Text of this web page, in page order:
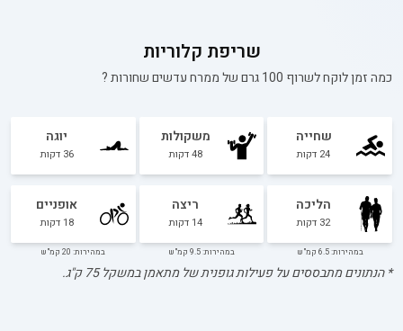
שריפת קלוריות
כמה זמן לוקח לשרוף 100 גרם של ממרח עדשים שחורות?
שחייה
24 דקות
משקולות
48דקות
יוגה
36 דקות
הליכה
32 דקות
במהירות: 6.5 קמ"ש
ריצה
14 דקות
במהירות: 9.5 קמ"ש
אופניים
18 דקות
במהירות: 20 קמ"ש
* הנתונים מתבססים על פעילות גופנית של מתאמן במשקל75ק"ג.